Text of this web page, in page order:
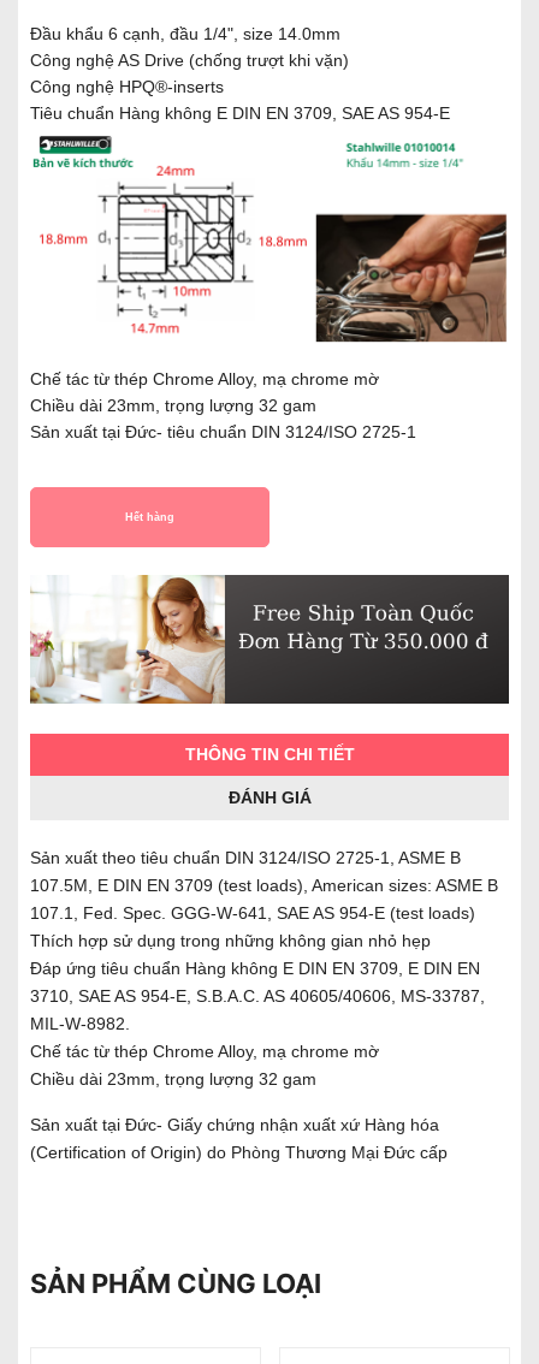
Đầu khẩu 6 cạnh, đầu 1/4", size 14.0mm
Công nghệ AS Drive (chống trượt khi vặn)
Công nghệ HPQ®-inserts
Tiêu chuẩn Hàng không E DIN EN 3709, SAE AS 954-E
Chế tác từ thép Chrome Alloy, mạ chrome mờ
Chiều dài 23mm, trọng lượng 32 gam
Sản xuất tại Đức- tiêu chuẩn DIN 3124/ISO 2725-1
Hết hàng
THÔNG TIN CHI TIẾT
ĐÁNH GIÁ
Sản xuất theo tiêu chuẩn DIN 3124/ISO 2725-1, ASME B
107.5M, E DIN EN 3709 (test loads), American sizes: ASME B
107.1, Fed. Spec. GGG-W-641, SAE AS 954-E (test loads)
Thích hợp sử dụng trong những không gian nhỏ hẹp
Đáp ứng tiêu chuẩn Hàng không E DIN EN 3709, E DIN EN
3710, SAE AS 954-E, S.B.A.C. AS 40605/40606, MS-33787,
MIL-W-8982.
Chế tác từ thép Chrome Alloy, mạ chrome mờ
Chiều dài 23mm, trọng lượng 32 gam
Sản xuất tại Đức- Giấy chứng nhận xuất xứ Hàng hóa
(Certification of Origin) do Phòng Thương Mại Đức cấp
SẢN PHẨM CÙNG LOẠI